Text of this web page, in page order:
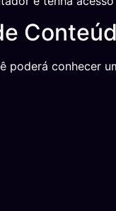
conhecer